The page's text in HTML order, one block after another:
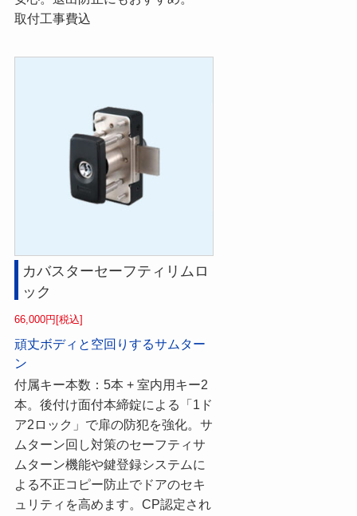
取付工事費込
カバスターセーフティリムロ
ック
66,000円[税込]
頑丈ボディと空回りするサムター
ン
付属キー本数：5本 + 室内用キー2
本。後付け面付本締錠による「1ド
ア2ロック」で扉の防犯を強化。サ
ムターン回し対策のセーフティサ
ムターン機能や鍵登録システムに
よる不正コピー防止でドアのセキ
ュリティを高めます。CP認定され